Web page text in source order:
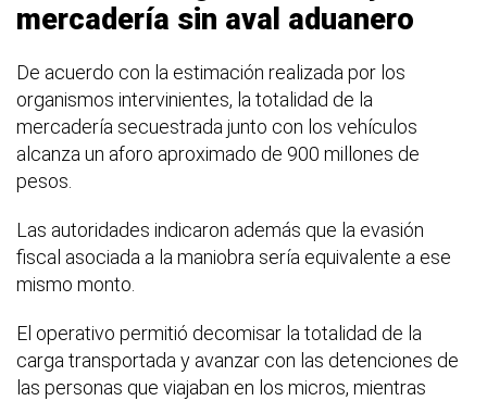
mercadería sin aval aduanero
De acuerdo con la estimación realizada por los
organismos intervinientes, la totalidad de la
mercadería secuestrada junto con los vehículos
alcanza un aforo aproximado de 900 millones de
pesos.
Las autoridades indicaron además que la evasión
fiscal asociada a la maniobra sería equivalente a ese
mismo monto.
El operativo permitió decomisar la totalidad de la
carga transportada y avanzar con las detenciones de
las personas que viajaban en los micros, mientras